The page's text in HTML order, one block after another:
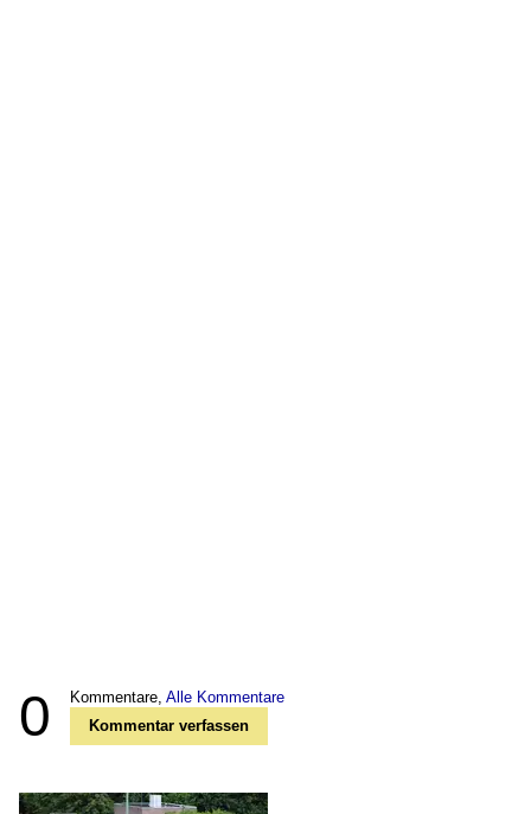
0 Kommentare, Alle Kommentare
Kommentar verfassen